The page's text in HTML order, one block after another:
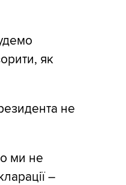
як
не
ми не
–